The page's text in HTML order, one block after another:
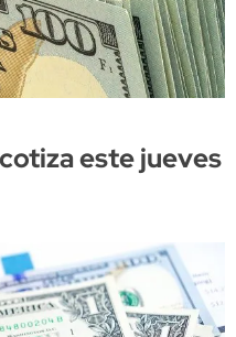
este jueves